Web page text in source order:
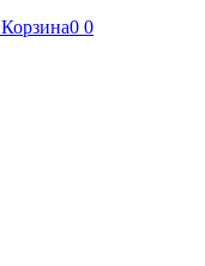
Корзина0 0